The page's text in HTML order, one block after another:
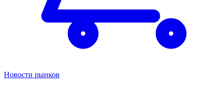
Новости рынков